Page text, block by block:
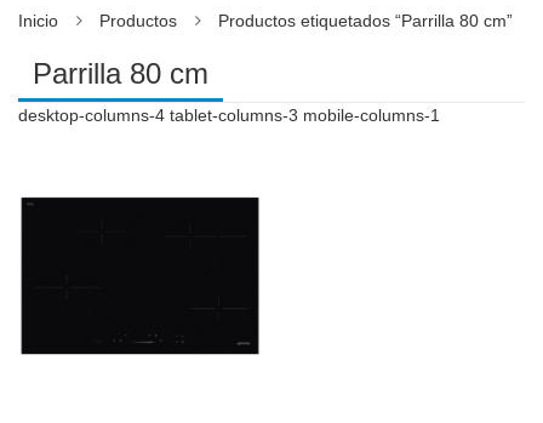
Inicio Productos Productos etiquetados “Parrilla 80 cm”
Parrilla 80 cm
desktop-columns-4 tablet-columns-3 mobile-columns-1